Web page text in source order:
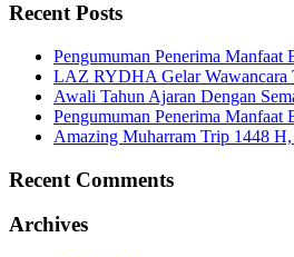
Recent Posts
Pengumuman Penerima
LAZ RYDHA Gelar Wawancara
Awali Tahun Ajaran Dengan
Pengumuman Penerima
Amazing Muharram Trip 1448
Recent Comments
Archives